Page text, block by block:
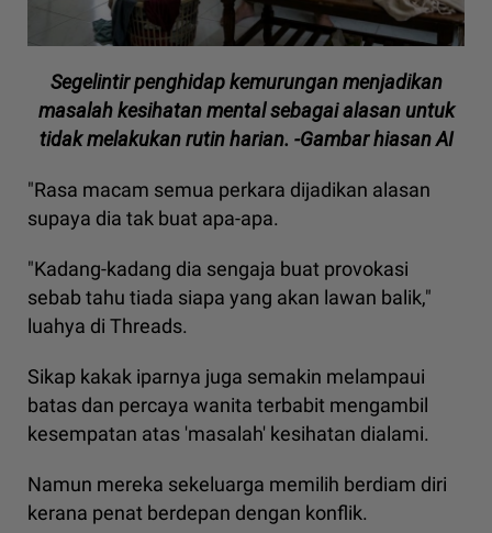
Segelintir penghidap kemurungan menjadikan
masalah kesihatan mental sebagai alasan untuk
tidak melakukan rutin harian. -Gambar hiasan AI
"Rasa macam semua perkara dijadikan alasan
supaya dia tak buat apa-apa.
"Kadang-kadang dia sengaja buat provokasi
sebab tahu tiada siapa yang akan lawan balik,"
luahya di Threads.
Sikap kakak iparnya juga semakin melampaui
batas dan percaya wanita terbabit mengambil
kesempatan atas 'masalah' kesihatan dialami.
Namun mereka sekeluarga memilih berdiam diri
kerana penat berdepan dengan konflik.